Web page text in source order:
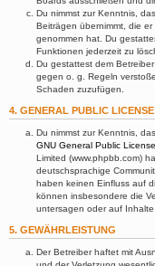
Du nimmst zur Kenntnis,
Beiträgen übernimmt, die
genommen hat. Du
Funktionen jederzeit zu
Du gestattest dem
gegen o. g. Regeln
Schaden zuzufügen.
4. GENERAL PUBLIC LICENSE
Du nimmst zur Kenntnis,
GNU General Public
Limited (www.phpbb.com)
deutschsprachige
haben keinen Einfluss auf
können insbesondere die
untersagen oder auf Inhalte
5. GEWÄHRLEISTUNG
Der Betreiber haftet mit